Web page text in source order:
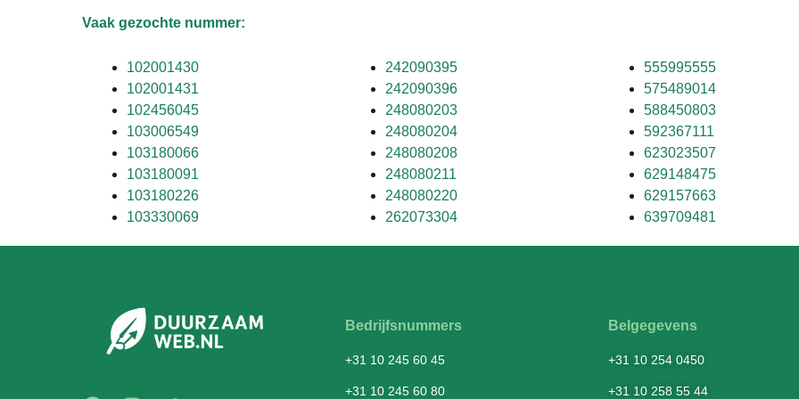
Vaak gezochte nummer:
102001430
102001431
102456045
103006549
103180066
103180091
103180226
103330069
242090395
242090396
248080203
248080204
248080208
248080211
248080220
262073304
555995555
575489014
588450803
592367111
623023507
629148475
629157663
639709481
Bedrijfsnummers
+31 10 245 60 45
+31 10 245 60 80
Belgegevens
+31 10 254 0450
+31 10 258 55 44